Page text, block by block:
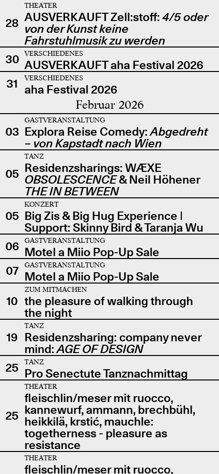
28
THEATER
AUSVERKAUFT Zell:stoff: 4/5 oder
von der Kunst keine
Fahrstuhlmusik zu werden
30
VERSCHIEDENES
AUSVERKAUFT aha Festival 2026
31
VERSCHIEDENES
aha Festival 2026
Februar 2026
03
GASTVERANSTALTUNG
Explora Reise Comedy:Abgedreht
– von Kapstadt nach Wien
05
TANZ
Residenzsharings: WÆXE
OBSOLESCENCE& Neil Höhener
THE IN BETWEEN
05
KONZERT
Big Zis & Big Hug Experience |
Support: Skinny Bird & Taranja Wu
06
GASTVERANSTALTUNG
Motel a Miio Pop-Up Sale
07
GASTVERANSTALTUNG
Motel a Miio Pop-Up Sale
10
ZUM MITMACHEN
the pleasure of walking through
the night
19
TANZ
Residenzsharing: company never
mind:AGE OF DESIGN
25
TANZ
Pro Senectute Tanznachmittag
25
THEATER
fleischlin/meser mit ruocco,
kannewurf, ammann, brechbühl,
heikkilä, krstić, mauchle:
togetherness - pleasure as
resistance
THEATER
fleischlin/meser mit ruocco,